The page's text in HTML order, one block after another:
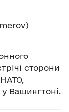
сторони
у Вашингтоні.